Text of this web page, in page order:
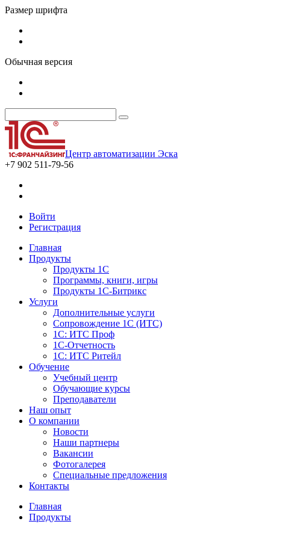
Размер шрифта
Обычная версия
Центр автоматизации Эска
+7 902 511-79-56
Войти
Регистрация
Главная
Продукты
Продукты 1С
Программы, книги, игры
Продукты 1С-Битрикс
Услуги
Дополнительные услуги
Сопровождение 1С (ИТС)
1С: ИТС Проф
1С-Отчетность
1С: ИТС Ритейл
Обучение
Учебный центр
Обучающие курсы
Преподаватели
Наш опыт
О компании
Новости
Наши партнеры
Вакансии
Фотогалерея
Специальные предложения
Контакты
Главная
Продукты